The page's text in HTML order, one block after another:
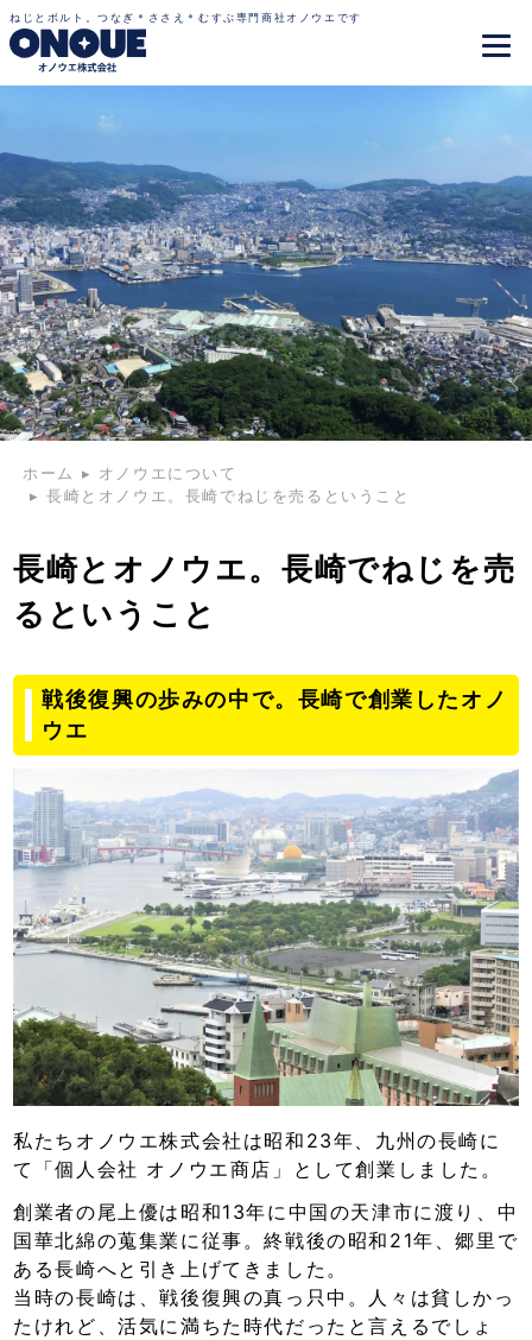
ねじとボルト。つなぎ＊ささえ＊むすぶ専門商社オノウエです
ホーム ▸ オノウエについて
▸ 長崎とオノウエ。長崎でねじを売るということ
長崎とオノウエ。長崎でねじを売
るということ
戦後復興の歩みの中で。長崎で創業したオノ
ウエ
私たちオノウエ株式会社は昭和23年、九州の長崎に
て「個人会社 オノウエ商店」として創業しました。
創業者の尾上優は昭和13年に中国の天津市に渡り、中
国華北綿の蒐集業に従事。終戦後の昭和21年、郷里で
ある長崎へと引き上げてきました。
当時の長崎は、戦後復興の真っ只中。人々は貧しかっ
たけれど、活気に満ちた時代だったと言えるでしょ